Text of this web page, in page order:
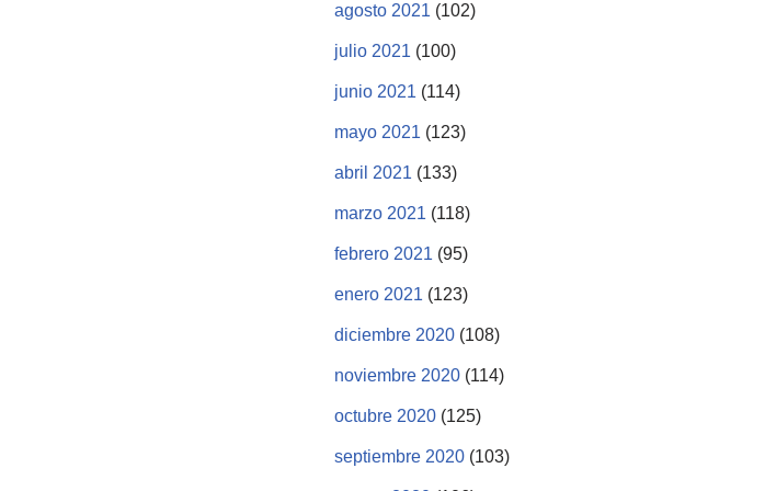
agosto 2021 (102)
julio 2021 (100)
junio 2021 (114)
mayo 2021 (123)
abril 2021 (133)
marzo 2021 (118)
febrero 2021 (95)
enero 2021 (123)
diciembre 2020 (108)
noviembre 2020 (114)
octubre 2020 (125)
septiembre 2020 (103)